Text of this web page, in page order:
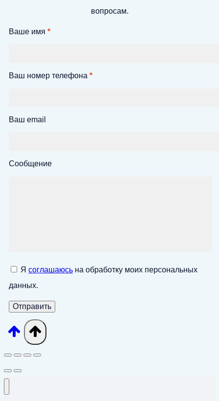
вопросам.
Ваше имя *
Ваш номер телефона *
Ваш email
Сообщение
Я соглашаюсь на обработку моих персональных
данных.